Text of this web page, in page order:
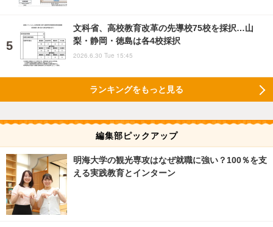
文科省、高校教育改革の先導校75校を採択…山
梨・静岡・徳島は各4校採択
2026.6.30 Tue 15:45
ランキングをもっと見る
編集部ピックアップ
明海大学の観光専攻はなぜ就職に強い？100％を支
える実践教育とインターン